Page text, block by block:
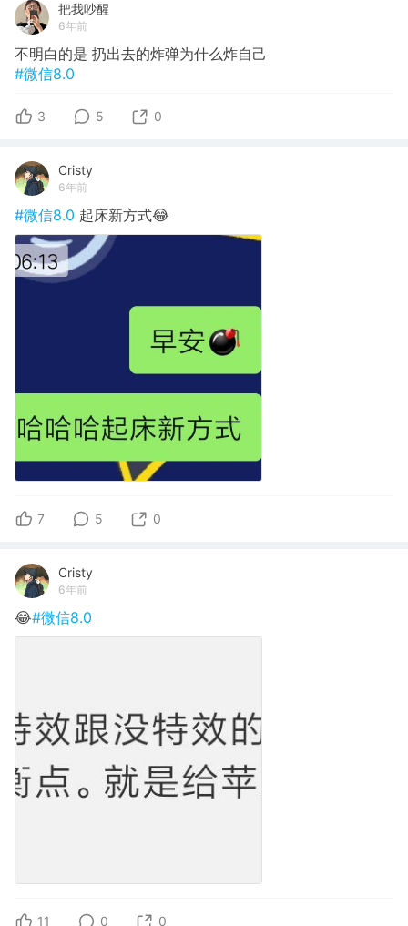
把我吵醒
6年前
不明白的是 扔出去的炸弹为什么炸自己
#微信8.0
3 5 0
Cristy
6年前
#微信8.0 起床新方式😂
7 5 0
Cristy
6年前
😂#微信8.0
11 0 0